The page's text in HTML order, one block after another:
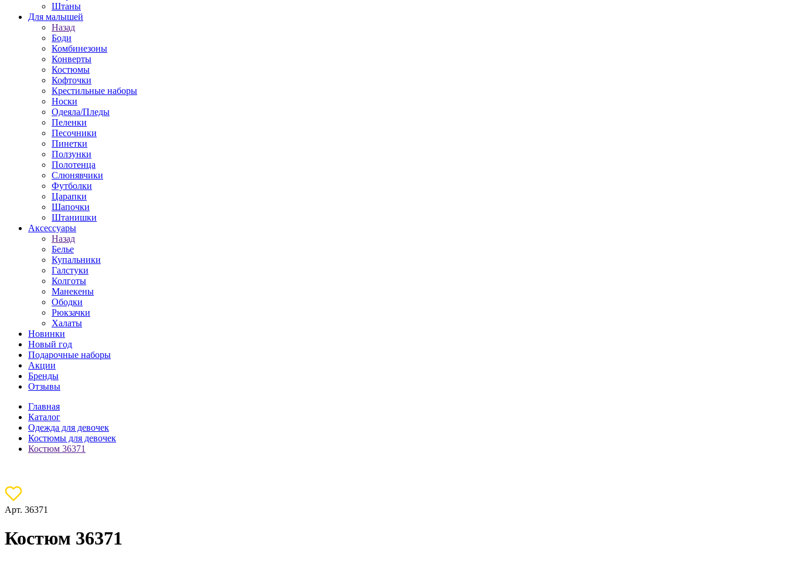
Штаны
Для малышей
Назад
Боди
Комбинезоны
Конверты
Костюмы
Кофточки
Крестильные наборы
Носки
Одеяла/Пледы
Пеленки
Песочники
Пинетки
Ползунки
Полотенца
Слюнявчики
Футболки
Царапки
Шапочки
Штанишки
Аксессуары
Назад
Белье
Купальники
Галстуки
Колготы
Манекены
Ободки
Рюкзачки
Халаты
Новинки
Новый год
Подарочные наборы
Акции
Бренды
Отзывы
Главная
Каталог
Одежда для девочек
Костюмы для девочек
Костюм 36371
Арт. 36371
Костюм 36371